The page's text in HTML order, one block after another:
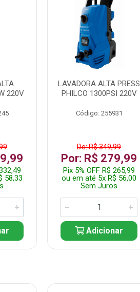
220V
58,33
LAVADORA ALTA PRESS
PHILCO 1300PSI 220V
Código: 255931
De: R$ 349,99
Por: R$ 279,99
Pix 5% OFF R$ 265,99
ou em até 5x R$ 56,00
Sem Juros
Adicionar